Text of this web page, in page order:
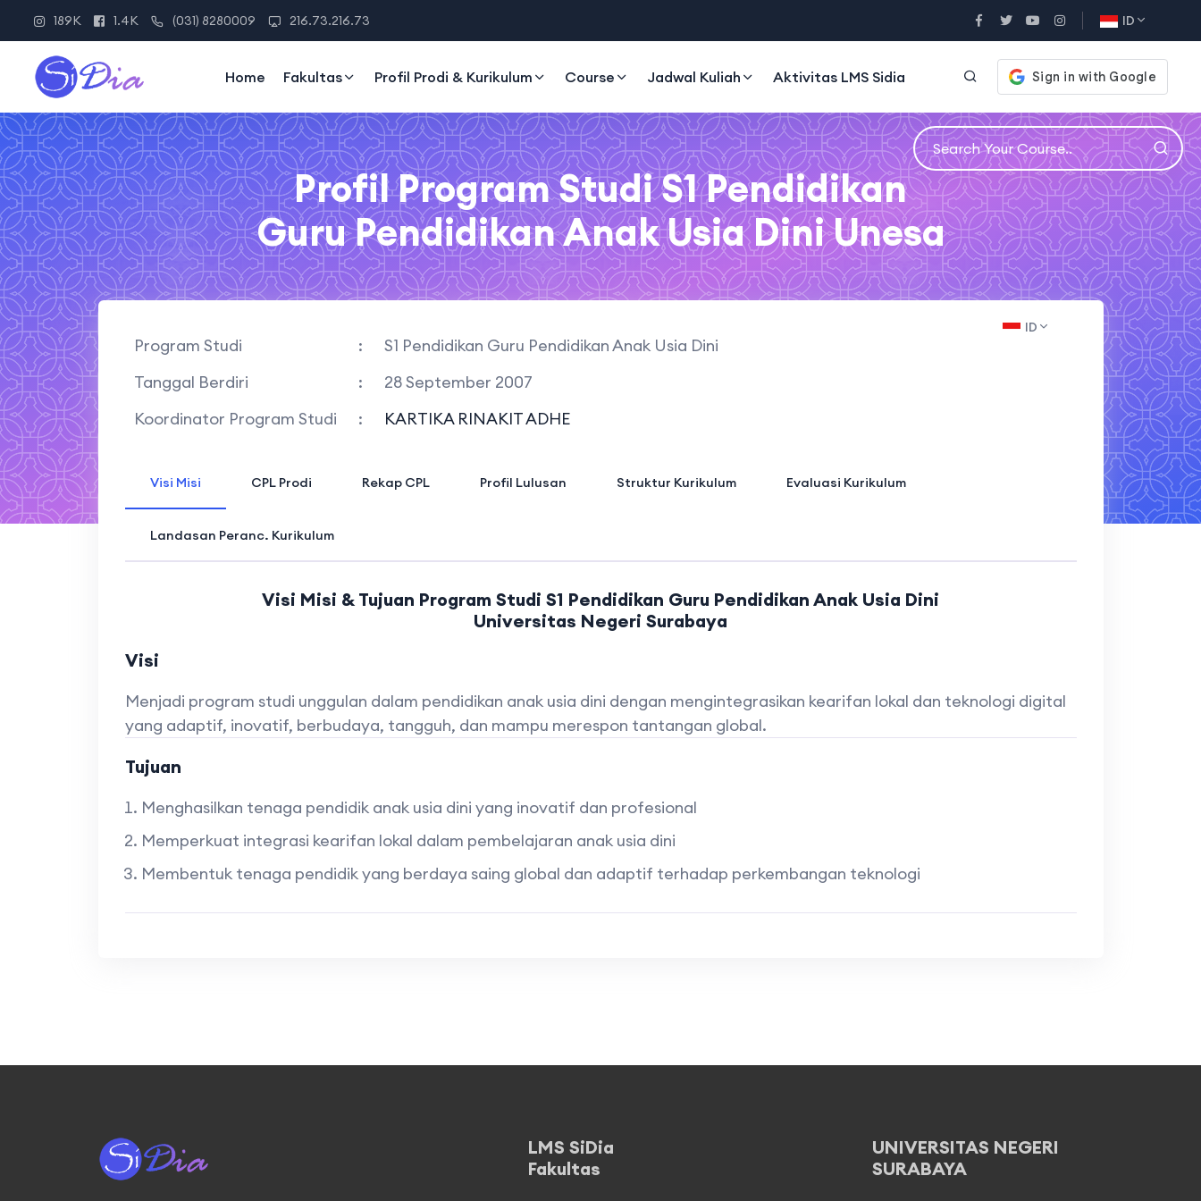
189K 1.4K (031) 8280009 216.73.216.73 ID
Home Fakultas Profil Prodi & Kurikulum Course Jadwal Kuliah Aktivitas LMS Sidia
Profil Program Studi S1 Pendidikan
Guru Pendidikan Anak Usia Dini Unesa
Program Studi :
S1 Pendidikan Guru Pendidikan Anak Usia Dini
Tanggal Berdiri
:
28 September 2007
Koordinator Program Studi
: KARTIKA RINAKIT ADHE
ID
Visi Misi CPL Prodi Rekap CPL Profil Lulusan Struktur Kurikulum Evaluasi Kurikulum
Landasan Peranc. Kurikulum
Visi Misi & Tujuan Program Studi S1 Pendidikan Guru Pendidikan Anak Usia Dini
Universitas Negeri Surabaya
Visi
Menjadi program studi unggulan dalam pendidikan anak usia dini dengan mengintegrasikan kearifan lokal dan teknologi digital
yang adaptif, inovatif, berbudaya, tangguh, dan mampu merespon tantangan global.
Tujuan
Menghasilkan tenaga pendidik anak usia dini yang inovatif dan profesional
Memperkuat integrasi kearifan lokal dalam pembelajaran anak usia dini
Membentuk tenaga pendidik yang berdaya saing global dan adaptif terhadap perkembangan teknologi
LMS SiDia
Fakultas
UNIVERSITAS NEGERI
SURABAYA